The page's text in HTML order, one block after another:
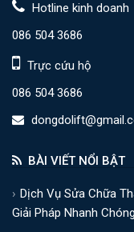
Hotline kinh doanh
086 504 3686
Trực cứu hộ
086 504 3686
BÀI VIẾT NỔI BẬT
Dịch Vụ Sửa Chữa
Giải Pháp Nhanh